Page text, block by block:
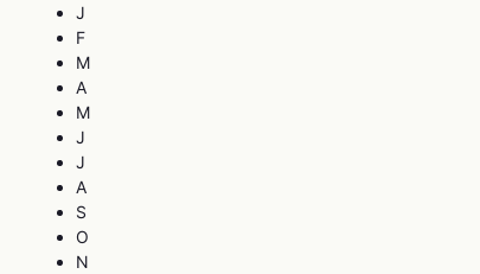
J
F
M
A
M
J
J
A
S
O
N